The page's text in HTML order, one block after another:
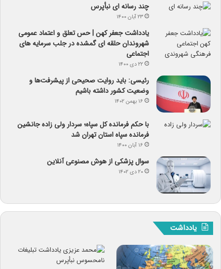
چند رسانه ای نبأپرس
۲۳ آبان ۱۴۰۰
یادداشت جعفر کهن | حس تعلق و اعتماد عمومی
شهروندان حلقه ای گمشده در جلب سرمایه های
اجتماعی
۲۲ دی ۱۴۰۰
رئیسی: باید روایت صحیحی از پیشرفت‌ها و
وضعیت کشور داشته باشیم
۱۶ بهمن ۱۴۰۲
با حکم فرمانده کل سپاه؛ سردار ولی زاده جانشین
فرمانده سپاه استان تهران شد
۱۶ آبان ۱۴۰۰
سوال پزشکی از هوش مصنوعی آنلاین
۲۰ دی ۱۴۰۲
یادداشت